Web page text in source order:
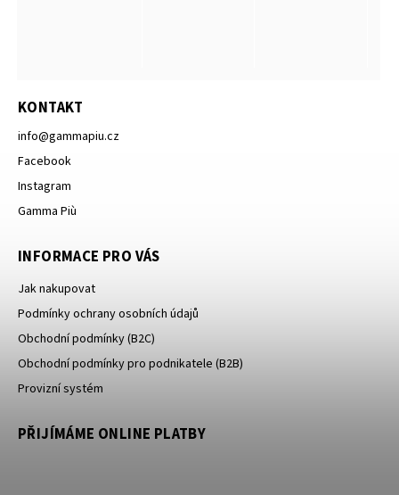
KONTAKT
info@gammapiu.cz
Facebook
Instagram
Gamma Più
INFORMACE PRO VÁS
Jak nakupovat
Podmínky ochrany osobních údajů
Obchodní podmínky (B2C)
Obchodní podmínky pro podnikatele (B2B)
Provizní systém
PŘIJÍMÁME ONLINE PLATBY